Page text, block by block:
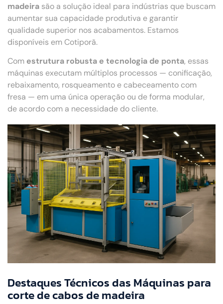
madeira são a solução ideal para indústrias que buscam
aumentar sua capacidade produtiva e garantir
qualidade superior nos acabamentos. Estamos
disponíveis em Cotiporã.
Com estrutura robusta e tecnologia de ponta, essas
máquinas executam múltiplos processos — conificação,
rebaixamento, rosqueamento e cabeceamento com
fresa — em uma única operação ou de forma modular,
de acordo com a necessidade do cliente.
Destaques Técnicos das Máquinas para
corte de cabos de madeira